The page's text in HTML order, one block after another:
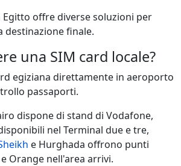
offre diverse soluzioni per
destinazione finale.
una SIM card locale?
egiziana direttamente in aeroporto
passaporti.
dispone di stand di Vodafone,
nel Terminal due e tre,
e Hurghada offrono punti
Orange nell'area arrivi.